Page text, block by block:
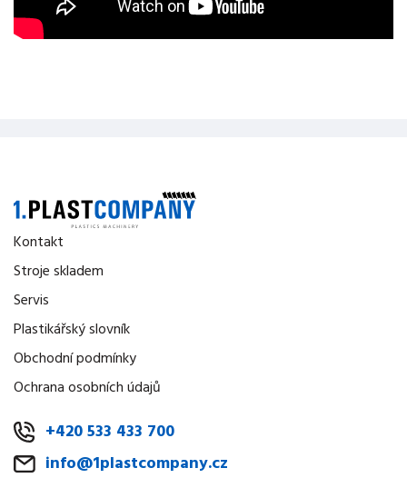
Kontakt
Stroje skladem
Servis
Plastikářský slovník
Obchodní podmínky
Ochrana osobních údajů
+420 533 433 700
info@1plastcompany.cz